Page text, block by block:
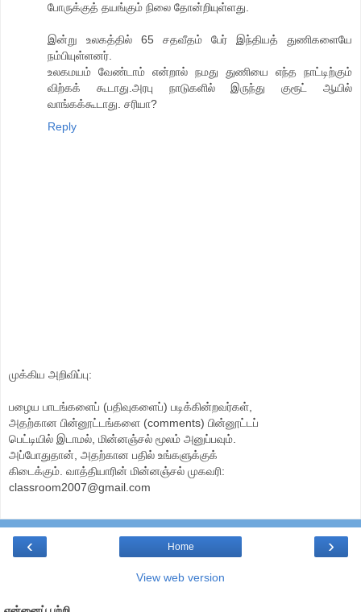
போருக்குத் தயங்கும் நிலை தோன்றியுள்ளது.
இன்று உலகத்தில் 65 சதவீதம் பேர் இந்தியத் துணிகளையே
நம்பியுள்ளனர்.
உலகமயம் வேண்டாம் என்றால் நமது துணியை எந்த நாட்டிற்கும்
விற்கக் கூடாது.அரபு நாடுகளில் இருந்து குரூட் ஆயில்
வாங்கக்கூடாது. சரியா?
Reply
முக்கிய அறிவிப்பு:
பழைய பாடங்களைப் (பதிவுகளைப்) படிக்கின்றவர்கள்,
அதற்கான பின்னூட்டங்களை (comments) பின்னூட்டப்
பெட்டியில் இடாமல், மின்னஞ்சல் மூலம் அனுப்பவும்.
அப்போதுதான், அதற்கான பதில் உங்களுக்குக்
கிடைக்கும். வாத்தியாரின் மின்னஞ்சல் முகவரி:
classroom2007@gmail.com
‹ ›
Home
View web version